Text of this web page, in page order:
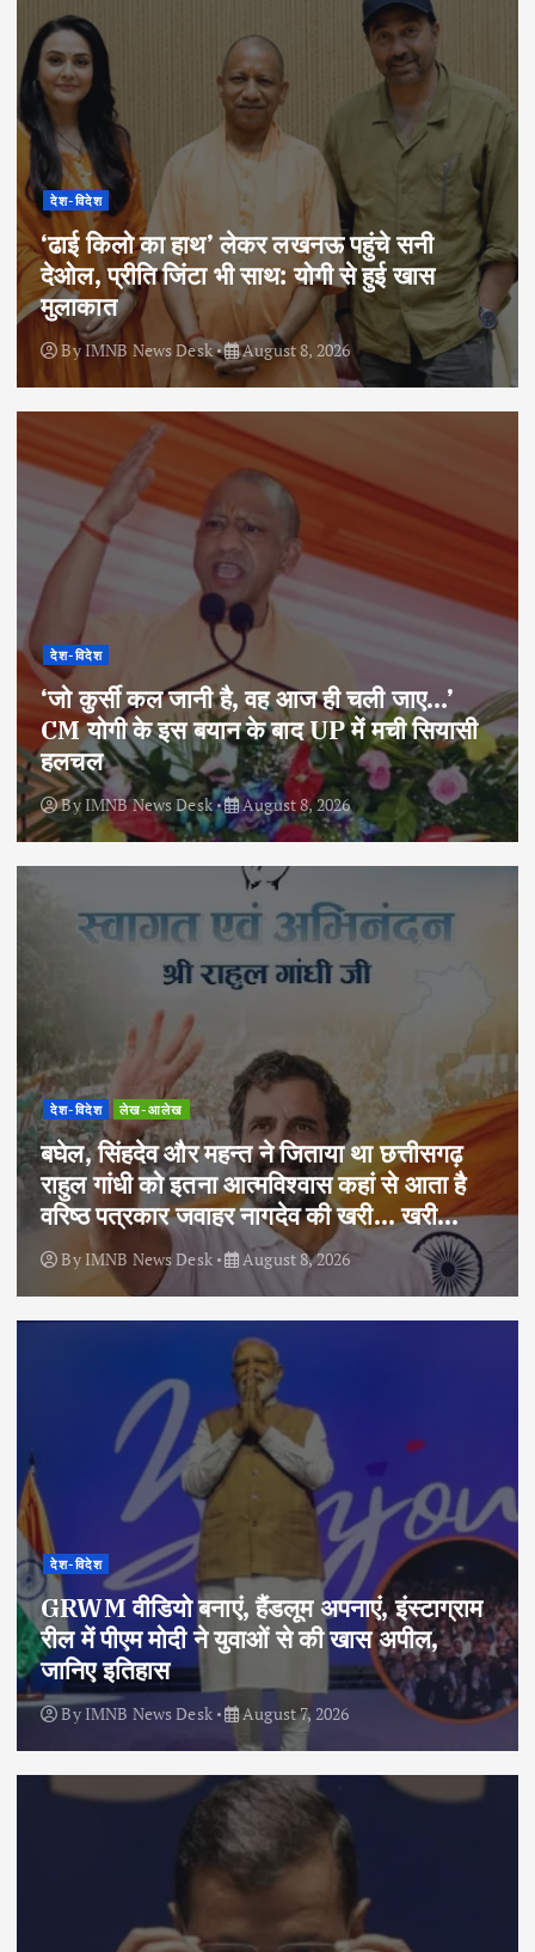
देश-विदेश
‘ढाई किलो का हाथ’ लेकर लखनऊ पहुंचे सनी
देओल, प्रीति जिंटा भी साथ: योगी से हुई खास
मुलाकात
ByIMNB News Desk August 8, 2026
देश-विदेश
‘जो कुर्सी कल जानी है, वह आज ही चली जाए…’
CM योगी के इस बयान के बाद UP में मची सियासी
हलचल
ByIMNB News Desk August 8, 2026
देश-विदेश लेख-आलेख
बघेल, सिंहदेव और महन्त ने जिताया था छत्तीसगढ़
राहुल गांधी को इतना आत्मविश्वास कहां से आता है
वरिष्ठ पत्रकार जवाहर नागदेव की खरी… खरी…
ByIMNB News Desk August 8, 2026
देश-विदेश
GRWM वीडियो बनाएं, हैंडलूम अपनाएं, इंस्टाग्राम
रील में पीएम मोदी ने युवाओं से की खास अपील,
जानिए इतिहास
By IMNB News Desk August 7, 2026